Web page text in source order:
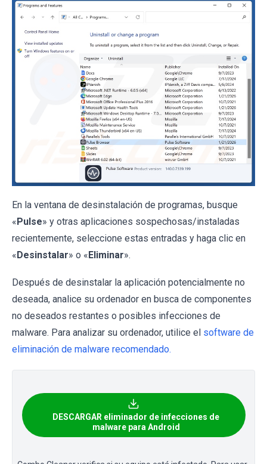
En la ventana de desinstalación de programas, busque
« Pulse» y otras aplicaciones sospechosas/instaladas
recientemente, seleccione estas entradas y haga clic en
« Desinstalar» o « Eliminar».
Después de desinstalar la aplicación potencialmente no
deseada, analice su ordenador en busca de componentes
no deseados restantes o posibles infecciones de
malware. Para analizar su ordenador, utilice el software de
eliminación de malware recomendado.
DESCARGAR eliminador de infecciones de
malware para Android